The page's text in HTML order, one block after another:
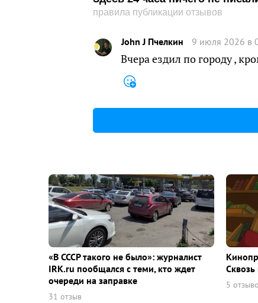
правила публикации отзывов
John J Пчелкин 9 июля 2026 в
Вчера ездил по городу ,
«В СССР такого не было»: журналист
IRK.ru пообщался с теми, кто ждет
очереди на заправке
31 отзыв
5